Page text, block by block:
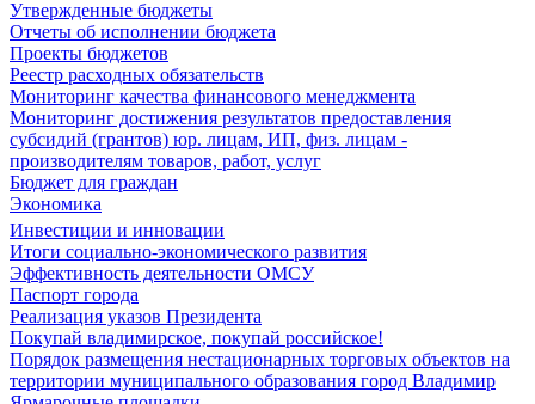
Утвержденные бюджеты
Отчеты об исполнении бюджета
Проекты бюджетов
Реестр расходных обязательств
Мониторинг качества финансового менеджмента
Мониторинг достижения результатов предоставления
субсидий (грантов) юр. лицам, ИП, физ. лицам -
производителям товаров, работ, услуг
Бюджет для граждан
Экономика
Инвестиции и инновации
Итоги социально-экономического развития
Эффективность деятельности ОМСУ
Паспорт города
Реализация указов Президента
Покупай владимирское, покупай российское!
Порядок размещения нестационарных торговых объектов на
территории муниципального образования город Владимир